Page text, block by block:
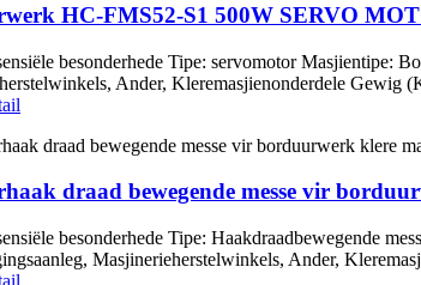
HC-FMS52-S1 500W SERVO
besonderhede Tipe: servomotor Masjientipe:
Ander, Kleremasjienonderdele Gewig
draad bewegende messe vir
besonderhede Tipe: Haakdraadbewegende
Masjinerieherstelwinkels, Ander,